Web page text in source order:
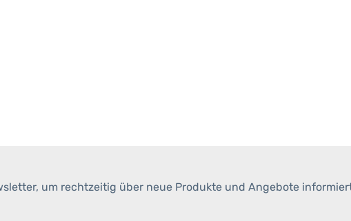
um rechtzeitig über neue Produkte und Angebote